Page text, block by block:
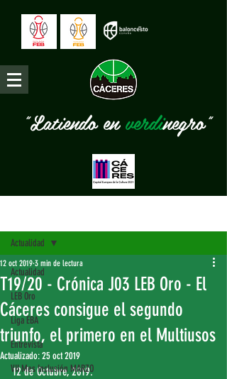
"Latiendo enverdinegro"
Actualidad
LEB Oro
Liga EBA
Entrevista
VII Mes Inclusión MARZO
Actualidad
T19/20 - Crónica J03 LEB Oro - El
Cáceres consigue el segundo
triunfo, el primero en el Multiusos
12 oct 2019 3 min de lectura
Actualizado:25 oct 2019
12 de Octubre, 2019.